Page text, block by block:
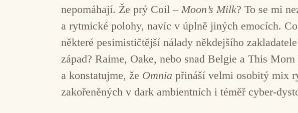
nepomáhají. Že prý Coil – Moon’s Milk? To se mi
a rytmické polohy, navíc v úplně jiných emocích.
některé pesimističtější nálady někdejšího
západ? Raime, Oake, nebo snad Belgie a This
a konstatujme, že Omnia přináší velmi osobitý mix
zakořeněných v dark ambientních i téměř cyber-